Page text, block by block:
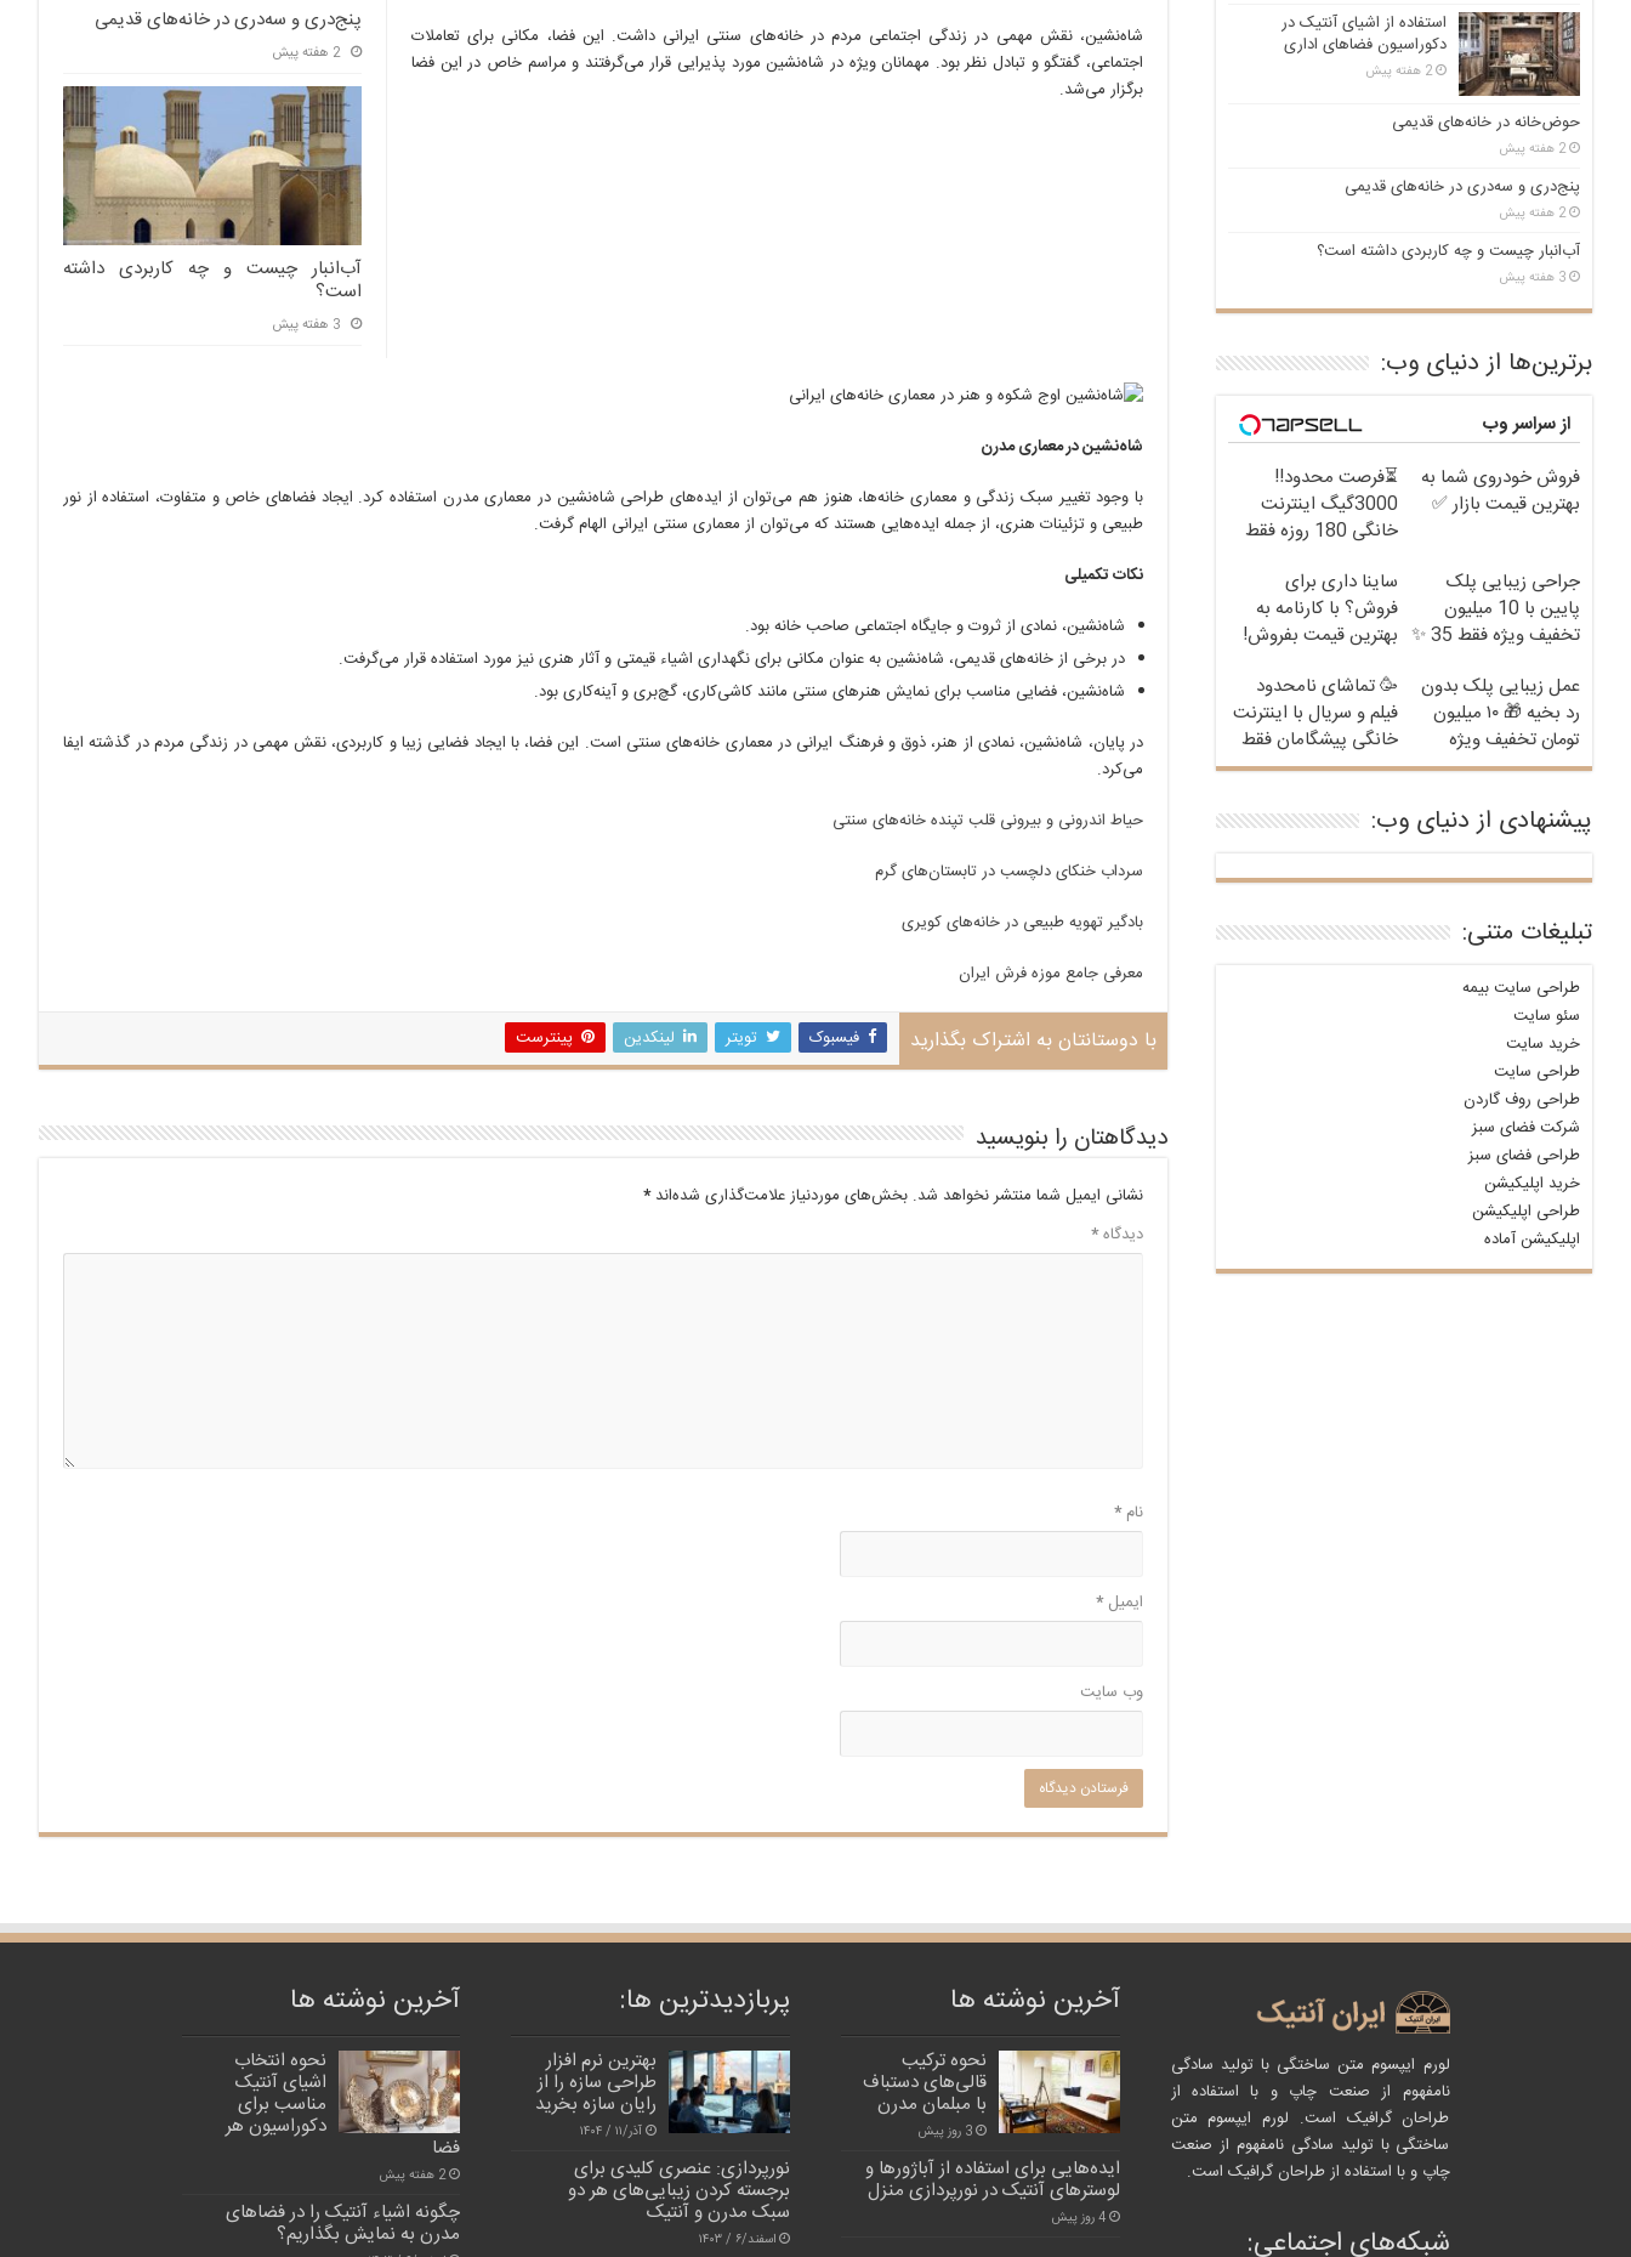
پنج‌دری و سه‌دری در خانه‌های قدیمی
2 هفته پیش
آب‌انبار چیست و چه کاربردی داشته
است؟
3 هفته پیش
شاه‌نشین، نقش مهمی در زندگی اجتماعی مردم در خانه‌های سنتی ایرانی داشت. این فضا، مکانی برای تعاملات
اجتماعی، گفتگو و تبادل نظر بود. مهمانان ویژه در شاه‌نشین مورد پذیرایی قرار می‌گرفتند و مراسم خاص در این فضا
برگزار می‌شد.
شاه‌نشین در معماری مدرن
با وجود تغییر سبک زندگی و معماری خانه‌ها، هنوز هم می‌توان از ایده‌های طراحی شاه‌نشین در معماری مدرن استفاده کرد. ایجاد فضاهای خاص و متفاوت، استفاده از نور
طبیعی و تزئینات هنری، از جمله ایده‌هایی هستند که می‌توان از معماری سنتی ایرانی الهام گرفت.
نکات تکمیلی
شاه‌نشین، نمادی از ثروت و جایگاه اجتماعی صاحب خانه بود.
در برخی از خانه‌های قدیمی، شاه‌نشین به عنوان مکانی برای نگهداری اشیاء قیمتی و آثار هنری نیز مورد استفاده قرار می‌گرفت.
شاه‌نشین، فضایی مناسب برای نمایش هنرهای سنتی مانند کاشی‌کاری، گچ‌بری و آینه‌کاری بود.
در پایان، شاه‌نشین، نمادی از هنر، ذوق و فرهنگ ایرانی در معماری خانه‌های سنتی است. این فضا، با ایجاد فضایی زیبا و کاربردی، نقش مهمی در زندگی مردم در گذشته ایفا
می‌کرد.
حیاط اندرونی و بیرونی قلب تپنده خانه‌های سنتی
سرداب خنکای دلچسب در تابستان‌های گرم
بادگیر تهویه طبیعی در خانه‌های کویری
معرفی جامع موزه فرش ایران
با دوستانتان به اشتراک بگذارید فیسبوک تویتر لینکدین پینترست
دیدگاهتان را بنویسید
نشانی ایمیل شما منتشر نخواهد شد. بخش‌های موردنیاز علامت‌گذاری شده‌اند*
دیدگاه*
نام*
ایمیل*
وب‌ سایت
استفاده از اشیای آنتیک در
دکوراسیون فضاهای اداری
2 هفته پیش
حوض‌خانه در خانه‌های قدیمی
2 هفته پیش
پنج‌دری و سه‌دری در خانه‌های قدیمی
2 هفته پیش
آب‌انبار چیست و چه کاربردی داشته است؟
3 هفته پیش
برترین‌ها از دنیای وب:
از سراسر وب
فروش خودروی شما به
بهترین قیمت بازار ✅
⏳فرصت محدود!!
3000گیگ اینترنت
خانگی 180 روزه فقط
جراحی زیبایی پلک
پایین با 10 میلیون
تخفیف ویژه فقط 35 ✨
ساینا داری برای
فروش؟ با کارنامه به
بهترین قیمت بفروش!
عمل زیبایی پلک بدون
رد بخیه 🎁 ۱۰ میلیون
تومان تخفیف ویژه
🥳 تماشای نامحدود
فیلم و سریال با اینترنت
خانگی پیشگامان فقط
ماهی 100
پیشنهادی از دنیای وب:
تبلیغات متنی:
طراحی سایت بیمه
سئو سایت
خرید سایت
طراحی سایت
طراحی روف گاردن
شرکت فضای سبز
طراحی فضای سبز
خرید اپلیکیشن
طراحی اپلیکیشن
اپلیکیشن آماده
لورم ایپسوم متن ساختگی با تولید سادگی
نامفهوم از صنعت چاپ و با استفاده از
طراحان گرافیک است. لورم ایپسوم متن
ساختگی با تولید سادگی نامفهوم از صنعت
چاپ و با استفاده از طراحان گرافیک است.
شبکه‌های اجتماعی:
آخرین نوشته ها
نحوه ترکیب
قالی‌های دستباف
با مبلمان مدرن
3 روز پیش
ایده‌هایی برای استفاده از آباژورها و
لوسترهای آنتیک در نورپردازی منزل
4 روز پیش
پربازدیدترین‌ ها:
بهترین نرم افزار
طراحی سازه را از
رایان سازه بخرید
آذر/۱۱ / ۱۴۰۴
نورپردازی: عنصری کلیدی برای
برجسته کردن زیبایی‌های هر دو
سبک مدرن و آنتیک
اسفند/۶ / ۱۴۰۳
آخرین نوشته ها
نحوه انتخاب
اشیای آنتیک
مناسب برای
دکوراسیون هر
فضا
2 هفته پیش
چگونه اشیاء آنتیک را در فضاهای
مدرن به نمایش بگذاریم؟